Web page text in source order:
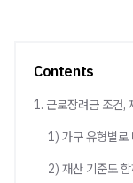
Contents
1. 근로장려금 조건,
1) 가구 유형별로
2) 재산 기준도